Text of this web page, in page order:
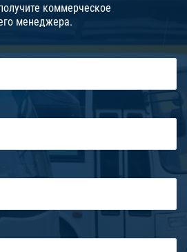
коммерческое
менеджера.